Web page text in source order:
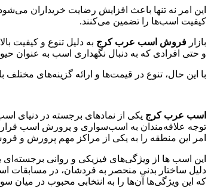
این امر نه تنها باعث افزایش رضایت خریداران
کیفیت اسب‌ها را تضمین می‌کنند.
بازار فروش اسب عرب کرج به دلیل تنوع و کیفیت
و حتی افرادی که به دنبال نگهداری اسب به عنوان
با این حال، تنوع در قیمت‌ها و ارائه گزینه‌های
اسب عرب کرج یکی از نمادهای برجسته در دنیای
توجه علاقه‌مندان به اسب‌سواری و پرورش اسب قرار
امر این منطقه را به یکی از مراکز مهم پرورش و
این اسب ها از ویژگی‌های فیزیکی و روانی
دلیل ساختار بدنی منحصر به فردشان، در مسابقات
که این ویژگی‌ها آن‌ها را به انتخابی محبوب در